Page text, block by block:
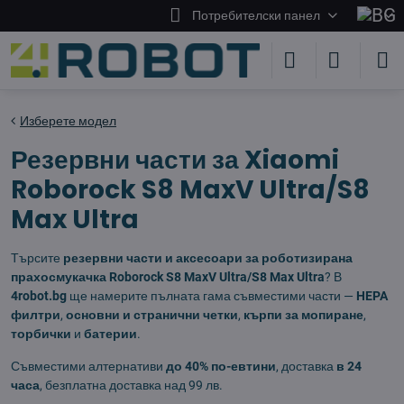
Потребителски панел
Изберете модел
Резервни части за Xiaomi
Roborock S8 MaxV Ultra/S8
Max Ultra
Търсите резервни части и аксесоари за роботизирана
прахосмукачка Roborock S8 MaxV Ultra/S8 Max Ultra? В
4robot.bg ще намерите пълната гама съвместими части — HEPA
филтри, основни и странични четки, кърпи за мопиране,
торбички и батерии.
Съвместими алтернативи до 40% по-евтини, доставка в 24
часа, безплатна доставка над 99 лв.